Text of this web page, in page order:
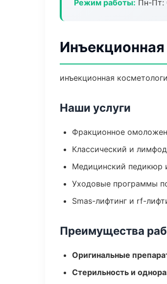
Режим работы: Пн-Пт:
инъекционная
Наши услуги
Фракционное
Классический и
Медицинский педикюр
Уходовые программы
Smas-лифтинг и rf-
Преимущества
Оригинальные
Стерильность и